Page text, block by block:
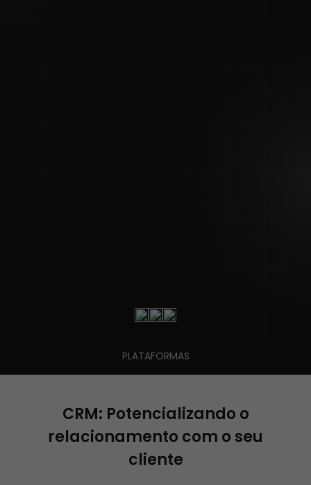
PLATAFORMAS
CRM: Potencializando o
relacionamento com o seu
cliente